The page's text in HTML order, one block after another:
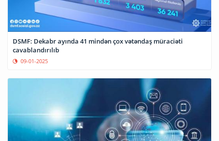
DSMF: Dekabr ayında 41 mindən çox vətəndaş müraciəti
cavablandırılıb
09-01-2025